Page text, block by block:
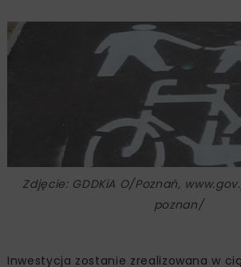
Zdjęcie: GDDKiA O/Poznań,
poznan/
Inwestycja zostanie zrealizowana w